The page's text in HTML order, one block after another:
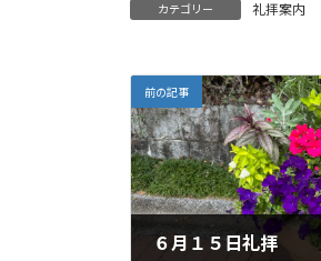
カテゴリー 礼拝案内
前の記事
６月１５日礼拝